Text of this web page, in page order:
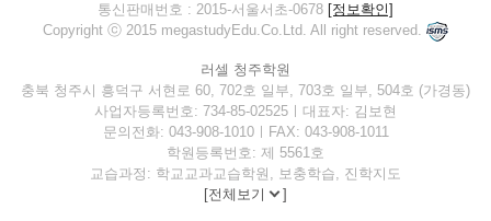
통신판매번호 : 2015-서울서초-0678 [정보확인]
Copyright ⓒ 2015 megastudyEdu.Co.Ltd. All right reserved.
러셀 청주학원
충북 청주시 흥덕구 서현로 60, 702호 일부, 703호 일부, 504호 (가경동)
사업자등록번호: 734-85-02525ㅣ대표자: 김보현
문의전화: 043-908-1010ㅣFAX: 043-908-1011
학원등록번호: 제 5561호
교습과정: 학교교과교습학원, 보충학습, 진학지도
[전체보기 ]